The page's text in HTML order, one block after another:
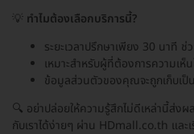
💡 ทำไมต้องเลือกบริการนี้?
ระยะเวลาปรึกษาเพียง 30 นาที ช่
เหมาะสำหรับผู้ที่ต้องการความเ
ข้อมูลส่วนตัวของคุณจะถูกเก็บเป็
🔍 อย่าปล่อยให้ความรู้สึกไม่ดีเหล่านี้ส่ง
กับเราได้ง่ายๆ ผ่าน HDmall.co.th แล